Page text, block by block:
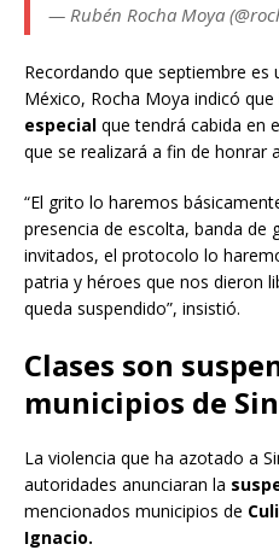
— Rubén Rocha Moya
Recordando que septiembre
México, Rocha Moya indicó que
especial que tendrá cabida en
que se realizará a fin de honrar
“El grito lo haremos
presencia de escolta, banda de
invitados, el protocolo lo
patria y héroes que nos dieron
queda suspendido”, insistió.
Clases son
municipios de
La violencia que ha azotado a
autoridades anunciaran la
mencionados municipios de
Ignacio.